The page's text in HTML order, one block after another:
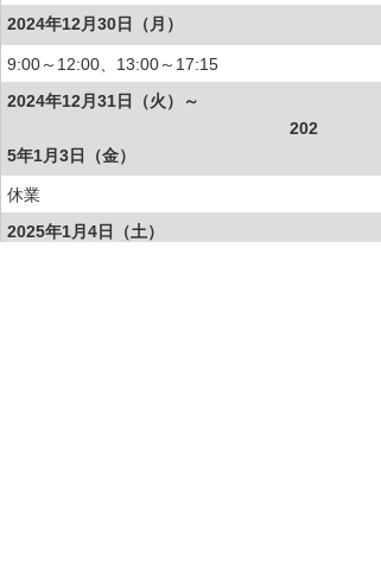
2024年12月30日（月）
9:00～12:00、13:00～17:15
2024年12月31日（火）～
202
5年1月3日（金）
休業
2025年1月4日（土）